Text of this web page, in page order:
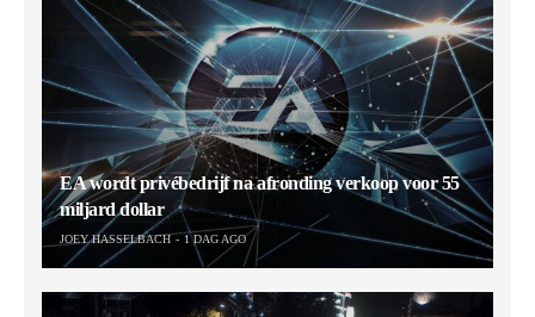
EA wordt privébedrijf na afronding verkoop voor 55
miljard dollar
JOEY HASSELBACH 1 DAG AGO